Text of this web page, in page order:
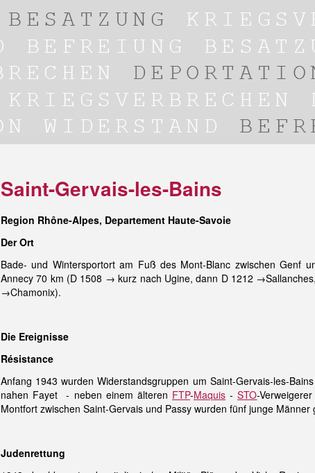
Saint-Gervais-les-Bains
Region Rhône-Alpes, Departement Haute-Savoie
Der Ort
Bade- und Wintersportort am Fuß des Mont-Blanc zwischen Genf
Annecy 70 km (D 1508 → kurz nach Ugine, dann D 1212
→Chamonix).
Die Ereignisse
Résistance
Anfang 1943 wurden Widerstandsgruppen um Saint-Gervais-les-
nahen Fayet - neben einem älteren FTP-Maquis -STO-
Montfort zwischen Saint-Gervais und Passy wurden fünf junge
Judenrettung